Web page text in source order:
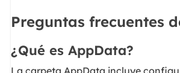
Preguntas frecuentes
¿Qué es AppData?
La carpeta AppData incluye